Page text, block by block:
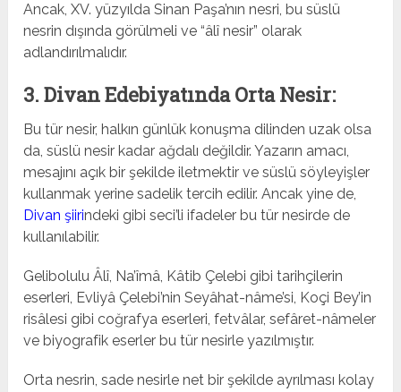
Ancak, XV. yüzyılda Sinan Paşa’nın nesri, bu süslü
nesrin dışında görülmeli ve “âlî nesir” olarak
adlandırılmalıdır.
3. Divan Edebiyatında Orta Nesir:
Bu tür nesir, halkın günlük konuşma dilinden uzak olsa
da, süslü nesir kadar ağdalı değildir. Yazarın amacı,
mesajını açık bir şekilde iletmektir ve süslü söyleyişler
kullanmak yerine sadelik tercih edilir. Ancak yine de,
Divan şiirindeki gibi seci’li ifadeler bu tür nesirde de
kullanılabilir.
Gelibolulu Âlî, Na’îmâ, Kâtib Çelebi gibi tarihçilerin
eserleri, Evliyâ Çelebi’nin Seyâhat-nâme’si, Koçi Bey’in
risâlesi gibi coğrafya eserleri, fetvâlar, sefâret-nâmeler
ve biyografik eserler bu tür nesirle yazılmıştır.
Orta nesrin, sade nesirle net bir şekilde ayrılması kolay